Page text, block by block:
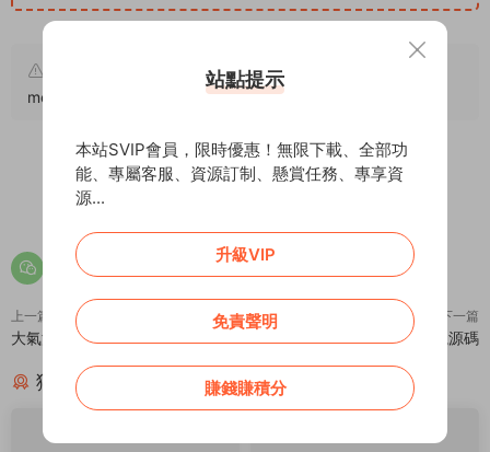
https://addprofans.com/responsive-
mechanical-enterprise-applet/，轉載請注明出處。
上一篇
大氣滾動首頁模塊-不含PC端
下一篇
雙端柚子洗車通用小程序模塊源碼
猜你喜歡
站點提示
本站SVIP會員，限時優惠！無限下載、全部功
能、專屬客服、資源訂制、懸賞任務、專享資
源...
升級VIP
免責聲明
賺錢賺積分